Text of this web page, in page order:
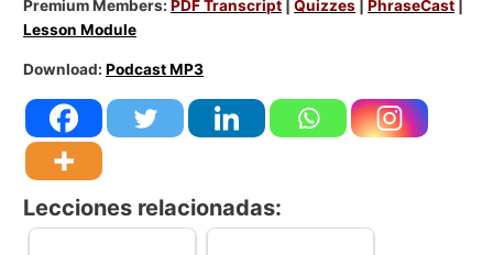
Premium Members:PDF Transcript |Quizzes |PhraseCast
Lesson Module
Download:Podcast MP3
Lecciones relacionadas: